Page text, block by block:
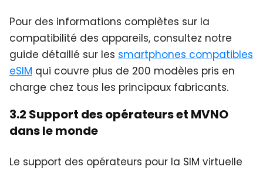
Pour des informations complètes sur la
compatibilité des appareils, consultez notre
guide détaillé sur les smartphones compatibles
eSIM qui couvre plus de 200 modèles pris en
charge chez tous les principaux fabricants.
3.2 Support des opérateurs et MVNO
dans le monde
Le support des opérateurs pour la SIM virtuelle